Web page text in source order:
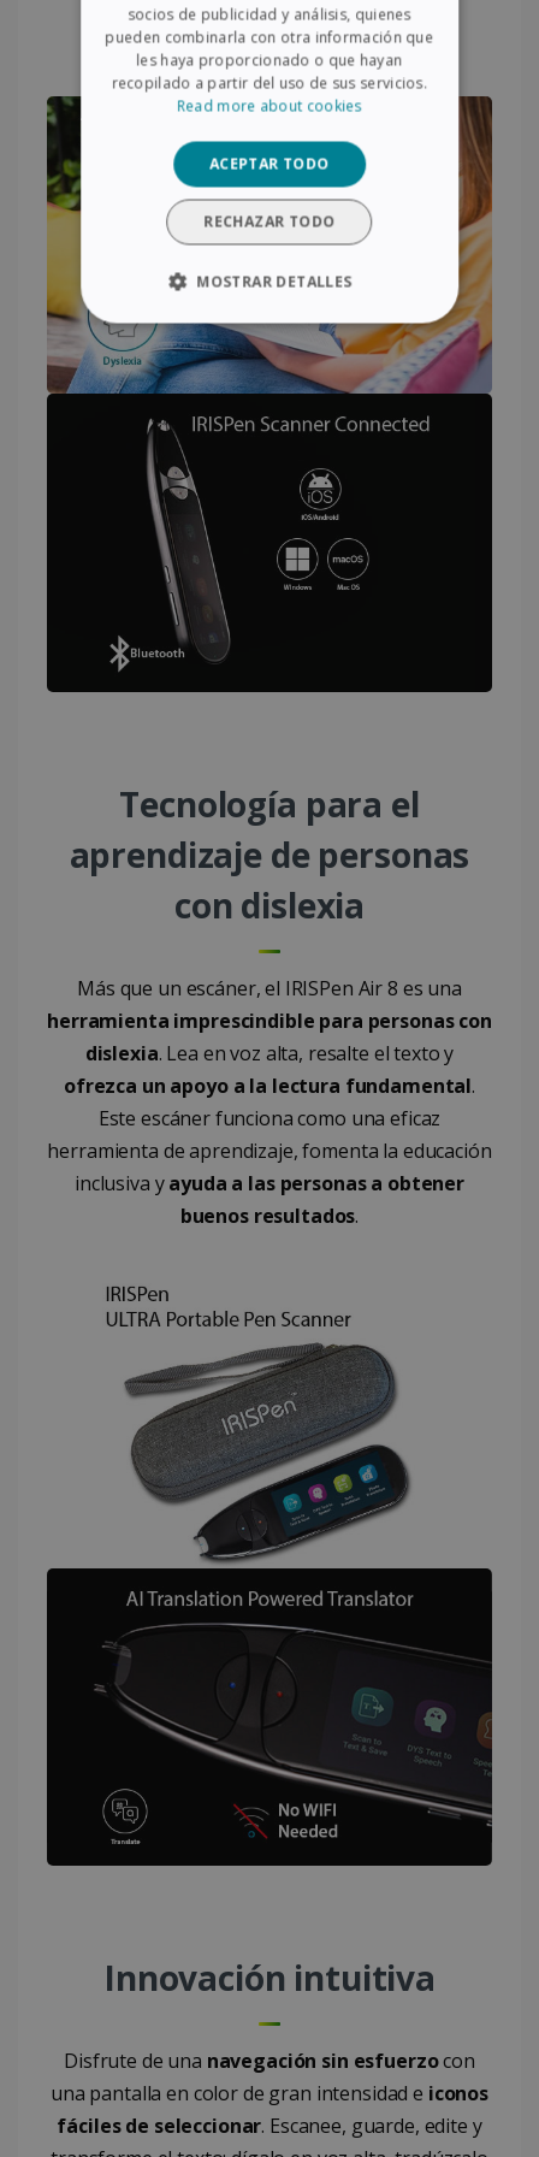
experiencia de aprendizaje de sus hijos y
aumentar su confianza.
Tecnología para el
aprendizaje de personas
con dislexia
Más que un escáner, el IRISPen Air 8 es una
herramienta imprescindible para personas con
dislexia. Lea en voz alta, resalte el texto y
ofrezca un apoyo a la lectura fundamental.
Este escáner funciona como una eficaz
herramienta de aprendizaje, fomenta la educación
inclusiva yayuda a las personas a obtener
buenos resultados.
Innovación intuitiva
Disfrute de una navegación sin esfuerzocon
una pantalla en color de gran intensidad e iconos
fáciles de seleccionar. Escanee, guarde, edite y
GERMAN
ITALIAN
socios de publicidad y análisis, quienes
pueden combinarla con otra información que
les haya proporcionado o que hayan
recopilado a partir del uso de sus servicios.
Read more about cookies
ACEPTAR TODO
RECHAZAR TODO
MOSTRAR DETALLES
COOKIES ESTRICTAMENTE
NECESARIAS
COOKIES DE RENDIMIENTO
COOKIES DE PREFERENCIAS
COOKIES DE FUNCIONALIDAD
Cookies estrictamente necesarias
Cookies de rendimiento
Cookies de preferencias
gestión de cuentas. El sitio web no se puede
utilizar correctamente sin las cookies
estrictamente necesarias.
Proveedor /
Dominio
CountryID
CookieScriptConsent
CookieScript
www.irislink.com
LanguageID www.irislink.com
5 meses 4
semanas
CountryTranslationCouple
ASP.NET_SessionId
Microsoft
Corporation
www.irislink.com
Sesión
Google